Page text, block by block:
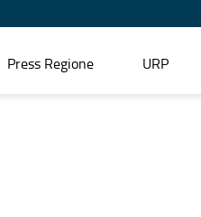
Press Regione URP